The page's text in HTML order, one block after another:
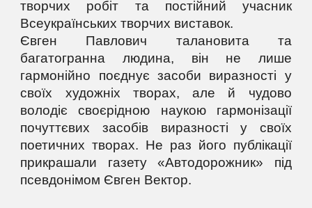
творчих робіт та постійний учасник
Всеукраїнських творчих виставок.
Євген Павлович талановита та
багатогранна людина, він не лише
гармонійно поєднує засоби виразності у
своїх художніх творах, але й чудово
володіє своєрідною наукою гармонізації
почуттєвих засобів виразності у своїх
поетичних творах. Не раз його публікації
прикрашали газету «Автодорожник» під
псевдонімом Євген Вектор.